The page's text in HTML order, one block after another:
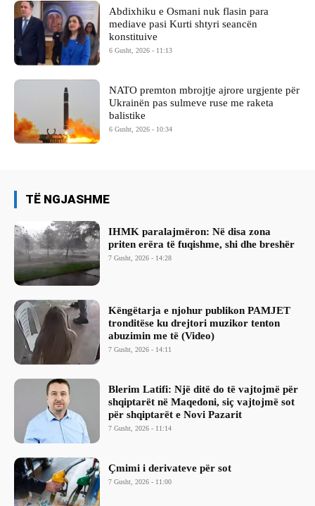
Abdixhiku e Osmani nuk flasin para
mediave pasi Kurti shtyri seancën
konstituive
6 Gusht, 2026 - 11:13
NATO premton mbrojtje ajrore urgjente për
Ukrainën pas sulmeve ruse me raketa
balistike
6 Gusht, 2026 - 10:34
TË NGJASHME
IHMK paralajmëron: Në disa zona
priten erëra të fuqishme, shi dhe breshër
7 Gusht, 2026 - 14:28
Këngëtarja e njohur publikon PAMJET
tronditëse ku drejtori muzikor tenton
abuzimin me të (Video)
7 Gusht, 2026 - 14:11
Blerim Latifi: Një ditë do të vajtojmë për
shqiptarët në Maqedoni, siç vajtojmë sot
për shqiptarët e Novi Pazarit
7 Gusht, 2026 - 11:14
Çmimi i derivateve për sot
7 Gusht, 2026 - 11:00